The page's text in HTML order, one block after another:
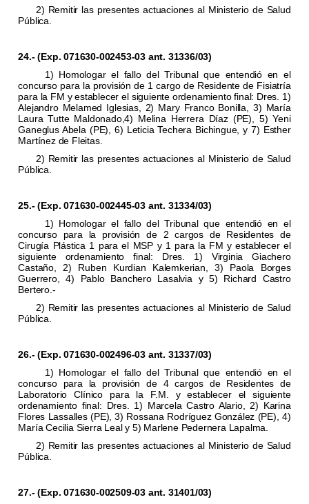
2) Remitir las presentes actuaciones al Ministerio de Salud
Pública.
24.- (Exp. 071630-002453-03 ant. 31336/03)
1) Homologar el fallo del Tribunal que entendió en el
concurso para la provisión de 1 cargo de Residente de Fisiatría
para la FM y establecer el siguiente ordenamiento final: Dres. 1)
Alejandro Melamed Iglesias, 2) Mary Franco Bonilla, 3) María
Laura Tutte Maldonado,4) Melina Herrera Díaz (PE), 5) Yeni
Ganeglus Abela (PE), 6) Leticia Techera Bichingue, y 7) Esther
Martínez de Fleitas.
2) Remitir las presentes actuaciones al Ministerio de Salud
Pública.
25.- (Exp. 071630-002445-03 ant. 31334/03)
1) Homologar el fallo del Tribunal que entendió en el
concurso para la provisión de 2 cargos de Residentes de
Cirugía Plástica 1 para el MSP y 1 para la FM y establecer el
siguiente ordenamiento final: Dres. 1) Virginia Giachero
Castaño, 2) Ruben Kurdian Kalemkerian, 3) Paola Borges
Guerrero, 4) Pablo Banchero Lasalvia y 5) Richard Castro
Bertero.-
2) Remitir las presentes actuaciones al Ministerio de Salud
Pública.
26.- (Exp. 071630-002496-03 ant. 31337/03)
1) Homologar el fallo del Tribunal que entendió en el
concurso para la provisión de 4 cargos de Residentes de
Laboratorio Clínico para la F.M. y establecer el siguiente
ordenamiento final: Dres. 1) Marcela Castro Alario, 2) Karina
Flores Lassalles (PE), 3) Rossana Rodríguez González (PE), 4)
María Cecilia Sierra Leal y 5) Marlene Pedernera Lapalma.
2) Remitir las presentes actuaciones al Ministerio de Salud
Pública.
27.- (Exp. 071630-002509-03 ant. 31401/03)